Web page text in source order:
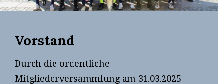
Vorstand
Durch die ordentliche
Mitgliederversammlung am 31.03.2025